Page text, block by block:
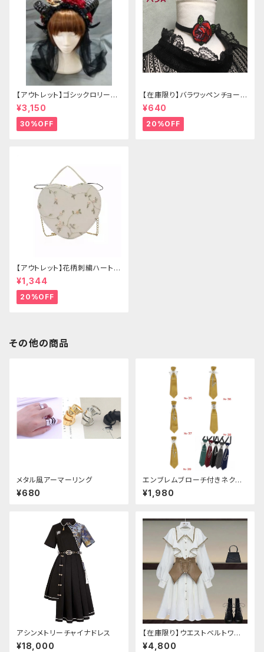
【アウトレット】ゴシックロリータ
ゴールドクラウン＆ホーン(ヴェ
ール付き)
¥3,150
30%OFF
【在庫限り】バラワッペンチョーカ
ー
¥640
20%OFF
【アウトレット】花柄刺繍ハートバ
ッグ
¥1,344
20%OFF
その他の商品
メタル風アーマーリング
¥680
エンブレムブローチ付きネクタ
イ(イエロー)
¥1,980
アシンメトリーチャイナドレス
¥18,000
【在庫限り】ウエストベルトワン
ピースセットアップ（Mサイズ
¥4,800